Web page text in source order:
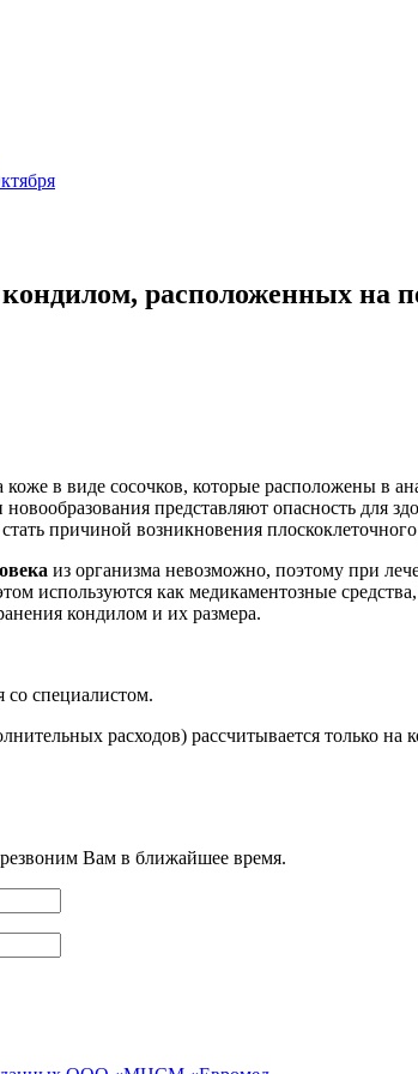
расположенных на
в виде сосочков, которые расположены в
представляют опасность для
причиной возникновения плоскоклеточного
из организма невозможно, поэтому при
используются как медикаментозные
кондилом и их размера.
со специалистом.
расходов) рассчитывается только на
Вам в ближайшее время.